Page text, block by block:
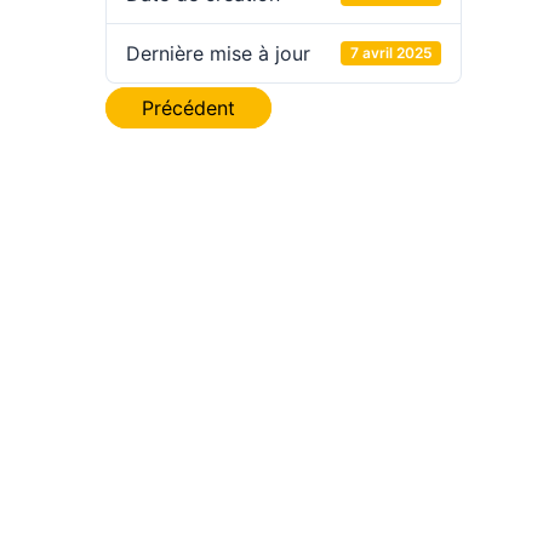
Dernière mise à jour 7 avril 2025
Navigation
Précédent